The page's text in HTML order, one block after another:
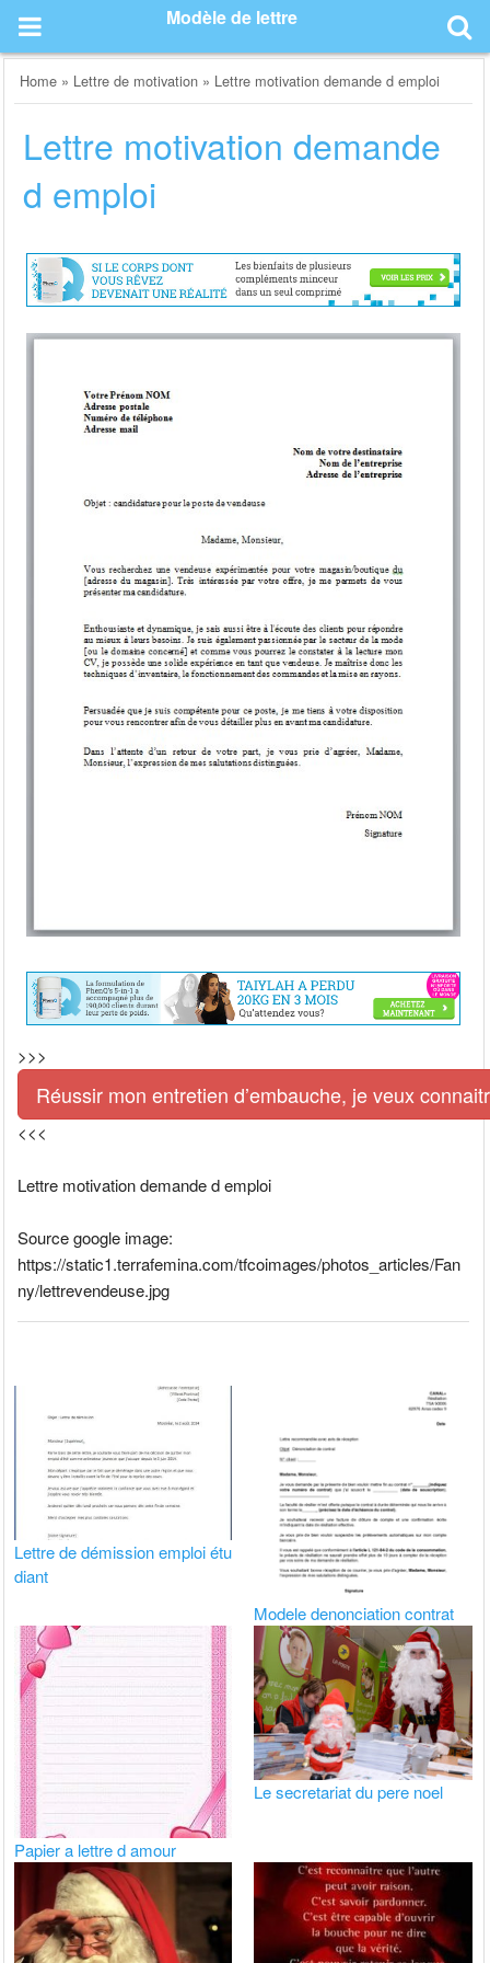
content
Modèle de lettre
Home » Lettre de motivation » Lettre motivation demande d emploi
Lettre motivation demande
d emploi
>>>
Réussir mon entretien d’embauche, je veux
<<<
Lettre motivation demande d emploi
Source google image:
https://static1.terrafemina.com/tfcoimages/photos_articles/Fan
ny/lettrevendeuse.jpg
Lettre de démission emploi étu
diant
Modele denonciation contrat
Papier a lettre d amour
Le secretariat du pere noel